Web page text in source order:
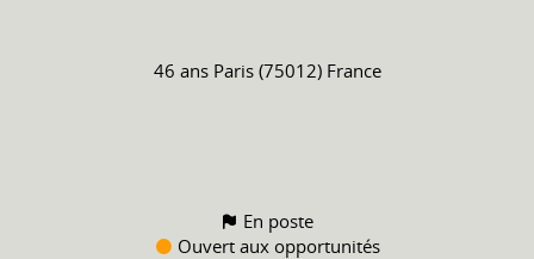
46 ans Paris (75012) France
En poste
Ouvert aux opportunités